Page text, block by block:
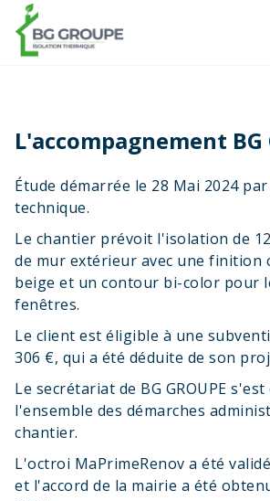
L'accompagnement BG
Étude démarrée le 28 Mai 2024
technique.
Le chantier prévoit l'isolation de
de mur extérieur avec une finition
beige et un contour bi-color pour
fenêtres.
Le client est éligible à une
306 €, qui a été déduite de son
Le secrétariat de BG GROUPE
l'ensemble des démarches
chantier.
L'octroi MaPrimeRenov a été
et l'accord de la mairie a été